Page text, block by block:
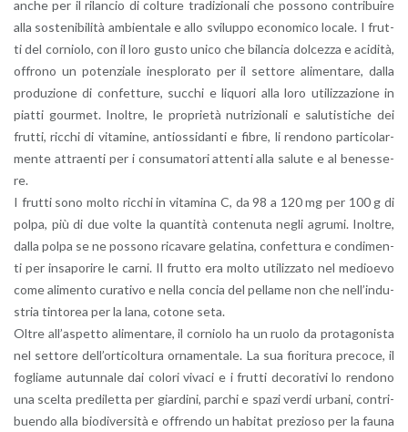
anche per il ri­lan­cio di col­tu­re tra­di­zio­na­li che pos­so­no con­tri­bui­re
alla so­ste­ni­bi­li­tà am­bien­ta­le e allo svi­lup­po eco­no­mi­co lo­ca­le. I frut­
ti del cor­nio­lo, con il loro gusto unico che bi­lan­cia dol­cez­za e aci­di­tà,
of­fro­no un po­ten­zia­le ine­splo­ra­to per il set­to­re ali­men­ta­re, dalla
pro­du­zio­ne di con­fet­tu­re, suc­chi e li­quo­ri alla loro uti­liz­za­zio­ne in
piat­ti gour­met. Inol­tre, le pro­prie­tà nu­tri­zio­na­li e sa­lu­ti­sti­che dei
frut­ti, ric­chi di vi­ta­mi­ne, an­ti­os­si­dan­ti e fibre, li ren­do­no par­ti­co­lar­
men­te at­traen­ti per i con­su­ma­to­ri at­ten­ti alla sa­lu­te e al be­nes­se­
re.
I frut­ti sono molto ric­chi in vi­ta­mi­na C, da 98 a 120 mg per 100 g di
polpa, più di due volte la quan­ti­tà con­te­nu­ta negli agru­mi. Inol­tre,
dalla polpa se ne pos­so­no ri­ca­va­re ge­la­ti­na, con­fet­tu­ra e con­di­men­
ti per in­sa­po­ri­re le carni. Il frut­to era molto uti­liz­za­to nel me­dioe­vo
come ali­men­to cu­ra­ti­vo e nella con­cia del pel­la­me non che nel­l’in­du­
stria tin­to­rea per la lana, co­to­ne seta.
Oltre al­l’a­spet­to ali­men­ta­re, il cor­nio­lo ha un ruolo da pro­ta­go­ni­sta
nel set­to­re del­l’or­ti­col­tu­ra or­na­men­ta­le. La sua fio­ri­tu­ra pre­co­ce, il
fo­glia­me au­tun­na­le dai co­lo­ri vi­va­ci e i frut­ti de­co­ra­ti­vi lo ren­do­no
una scel­ta pre­di­let­ta per giar­di­ni, par­chi e spazi verdi ur­ba­ni, con­tri­
buen­do alla bio­di­v­er­si­tà e of­fren­do un ha­bi­tat pre­zio­so per la fauna